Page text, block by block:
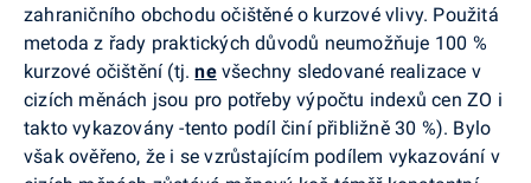
zahraničního obchodu očištěné o kurzové vlivy. Použitá
metoda z řady praktických důvodů neumožňuje 100 %
kurzové očištění (tj.nevšechny sledované realizace v
cizích měnách jsou pro potřeby výpočtu indexů cen ZO i
takto vykazovány -tento podíl činí přibližně 30 %). Bylo
však ověřeno, že i se vzrůstajícím podílem vykazování v